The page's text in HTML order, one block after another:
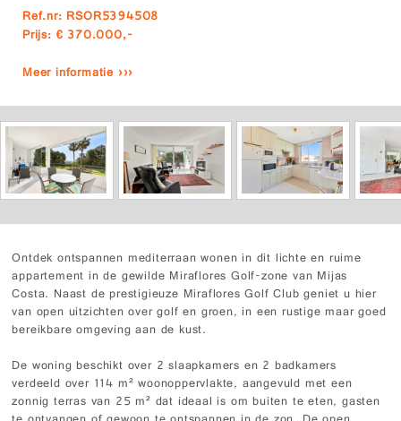
Ref.nr: RSOR5394508
Prijs: € 370.000,-
Meer informatie ›››
Ontdek ontspannen mediterraan wonen in dit lichte en ruime
appartement in de gewilde Miraflores Golf-zone van Mijas
Costa. Naast de prestigieuze Miraflores Golf Club geniet u hier
van open uitzichten over golf en groen, in een rustige maar goed
bereikbare omgeving aan de kust.
De woning beschikt over 2 slaapkamers en 2 badkamers
verdeeld over 114 m² woonoppervlakte, aangevuld met een
zonnig terras van 25 m² dat ideaal is om buiten te eten, gasten